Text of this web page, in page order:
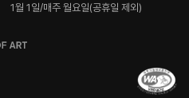
1월 1일/매주 월요일(공휴일 제외)